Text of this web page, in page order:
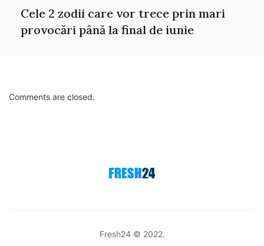
Cele 2 zodii care vor trece prin mari
provocări până la final de iunie
Comments are closed.
Fresh24 © 2022.